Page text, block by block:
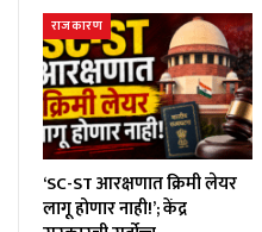
राजकारण
‘SC-ST आरक्षणात क्रिमी लेयर
लागू होणार नाही!’; केंद्र